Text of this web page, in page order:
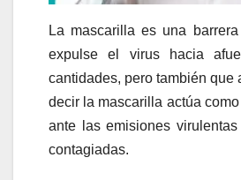
La mascarilla es una
expulse el virus hacia
cantidades, pero también que
decir la mascarilla actúa
ante las emisiones
contagiadas.